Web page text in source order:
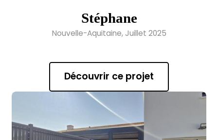
Stéphane
Nouvelle-Aquitaine, Juillet 2025
Découvrir ce projet